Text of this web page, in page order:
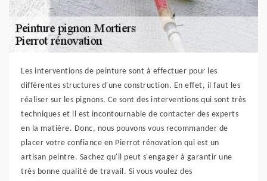
Les interventions de peinture sont à effectuer pour les
différentes structures d'une construction. En effet, il faut les
réaliser sur les pignons. Ce sont des interventions qui sont très
techniques et il est incontournable de contacter des experts
en la matière. Donc, nous pouvons vous recommander de
placer votre confiance en Pierrot rénovation qui est un
artisan peintre. Sachez qu'il peut s'engager à garantir une
très bonne qualité de travail. Si vous voulez des